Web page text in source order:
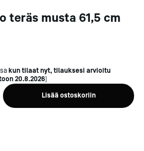
teräs musta 61,5 cm
kun tilaat nyt, tilauksesi arvioitu
20.8.2026]
Lisää ostoskoriin
1987
puolella